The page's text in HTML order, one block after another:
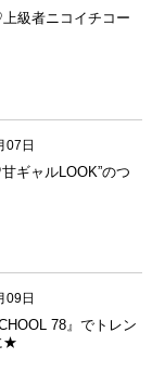
級者ニコイチコー
07日
ギャルLOOK”のつ
09日
78』でトレン
★